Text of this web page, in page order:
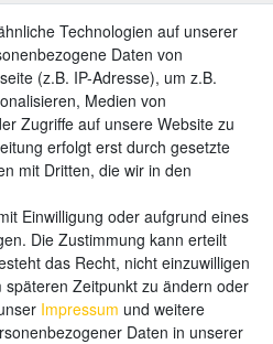
Technologien auf unserer
Daten von
(z.B. IP-Adresse), um z.B.
Medien von
Zugriffe auf unsere Website zu
erfolgt erst durch gesetzte
mit Dritten, die wir in den
Einwilligung oder aufgrund eines
Die Zustimmung kann erteilt
das Recht, nicht einzuwilligen
späteren Zeitpunkt zu ändern oder
Impressum und weitere
Daten in unserer